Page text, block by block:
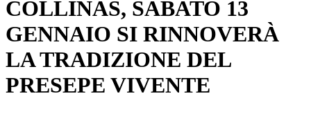
COLLINAS, SABATO 13
GENNAIO SI RINNOVERÀ
LA TRADIZIONE DEL
PRESEPE VIVENTE